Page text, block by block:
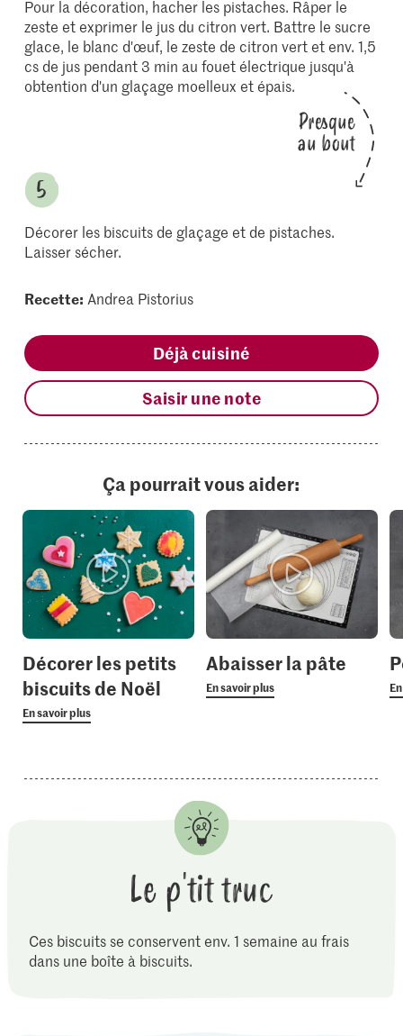
Pour la décoration, hacher les pistaches. Râper le
zeste et exprimer le jus du citron vert. Battre le sucre
glace, le blanc d'œuf, le zeste de citron vert et env. 1,5
cs de jus pendant 3 min au fouet électrique jusqu'à
obtention d'un glaçage moelleux et épais.
Presque
au bout
Décorer les biscuits de glaçage et de pistaches.
Laisser sécher.
Recette: Andrea Pistorius
Déjà cuisiné
Saisir une note
Ça pourrait vous aider:
Décorer les petits
biscuits de Noël
En savoir plus
Abaisser la pâte
En savoir plus
Le p'tit truc
Ces biscuits se conservent env. 1 semaine au frais
dans une boîte à biscuits.